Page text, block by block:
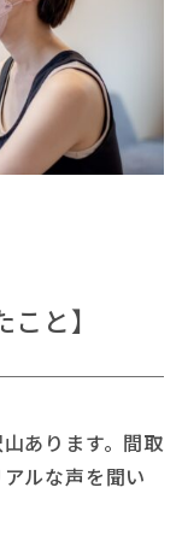
と】
あります。間取
ルな声を聞い